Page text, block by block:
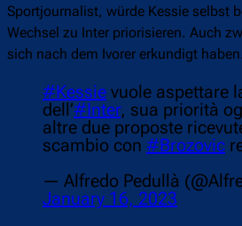
Sportjournalist, würde Kessie selbst
Wechsel zu Inter priorisieren. Auch
sich nach dem Ivorer erkundigt haben.
#Kessie vuole aspettare
dell’#Inter, sua priorità
altre due proposte
scambio con #Brozovic
— Alfredo Pedullà
January 16, 2023